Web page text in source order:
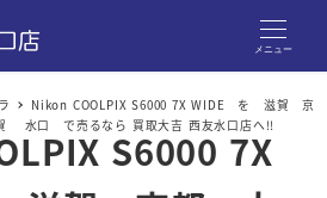
メニュー
Nikon COOLPIX S6000 7X WIDE を 滋賀 京
口 で売るなら 買取大吉 西友水口店へ!!
S6000 7X